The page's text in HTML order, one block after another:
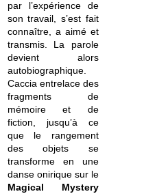
par l’expérience de
son travail, s’est fait
connaître, a aimé et
transmis. La parole
devient alors
autobiographique.
Caccia entrelace des
fragments de
mémoire et de
fiction, jusqu’à ce
que le rangement
des objets se
transforme en une
danse onirique sur le
Magical Mystery